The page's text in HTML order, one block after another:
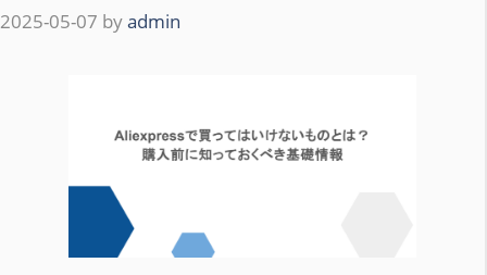
2025-05-07 byadmin